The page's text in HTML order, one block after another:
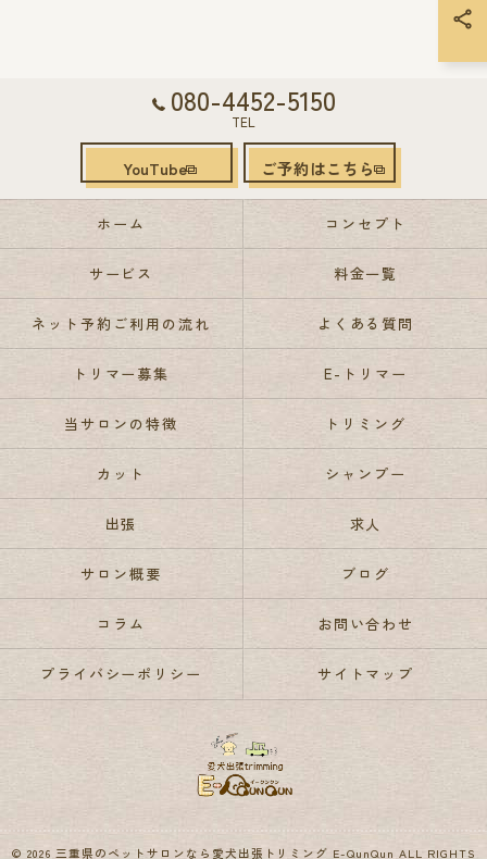
080-4452-5150
TEL
YouTube ご予約はこちら
ホーム コンセプト
サービス 料金一覧
ネット予約ご利用の流れ よくある質問
トリマー募集 E-トリマー
当サロンの特徴 トリミング
カット シャンプー
出張 求人
サロン概要 ブログ
コラム お問い合わせ
プライバシーポリシー サイトマップ
© 2026 三重県のペットサロンなら愛犬出張トリミング E-QunQun ALL RIGHTS